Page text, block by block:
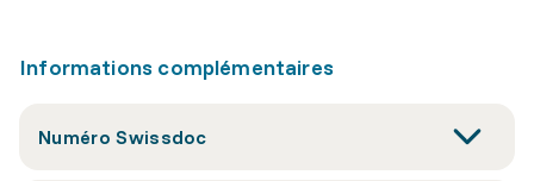
Informations complémentaires
Numéro Swissdoc